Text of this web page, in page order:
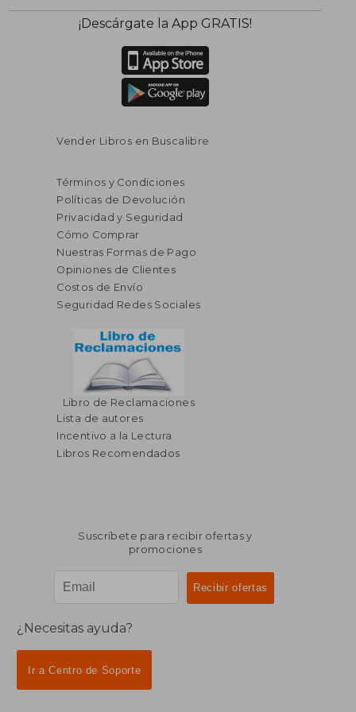
¡Descárgate la App GRATIS!
Vender Libros en Buscalibre
Términos y Condiciones
Políticas de Devolución
Privacidad y Seguridad
Cómo Comprar
Nuestras Formas de Pago
Opiniones de Clientes
Costos de Envío
Seguridad Redes Sociales
Libro de Reclamaciones
Lista de autores
Incentivo a la Lectura
Libros Recomendados
Suscríbete para recibir ofertas y
promociones
¿Necesitas ayuda?
Ir a Centro de Soporte